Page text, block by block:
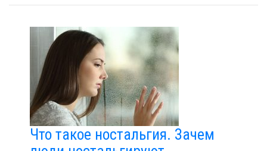
Что такое ностальгия. Зачем